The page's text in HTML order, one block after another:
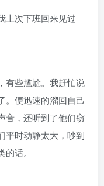
次下班回来见过
些尴尬。我赶忙说
。便迅速的溜回自己
音，还听到了他们窃
平时动静太大，吵到
话。